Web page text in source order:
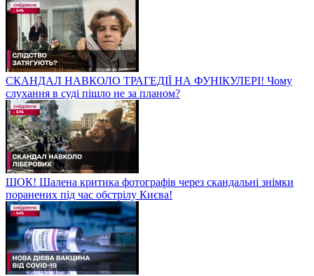
СКАНДАЛ НАВКОЛО ТРАГЕДІЇ НА ФУНІКУЛЕРІ! Чому
слухання в суді пішло не за планом?
ШОК! Шалена критика фотографів через скандальні знімки
поранених під час обстрілу Києва!